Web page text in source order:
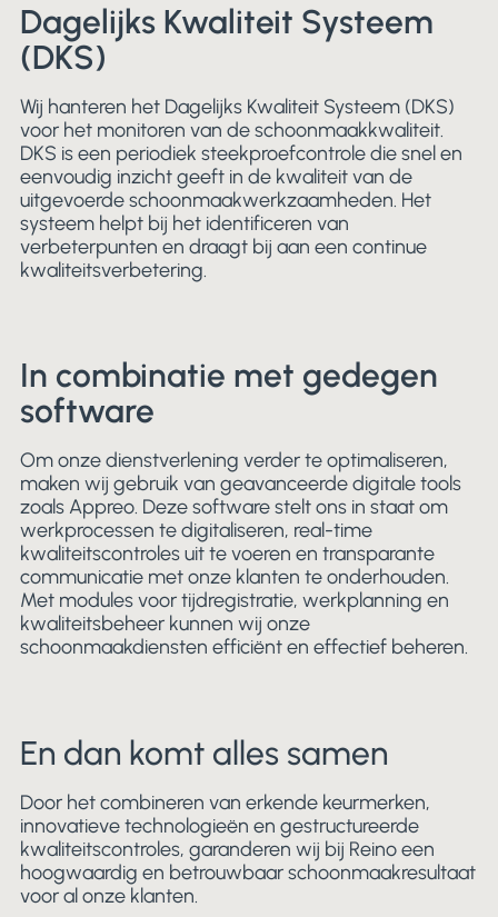
Dagelijks Kwaliteit Systeem
(DKS)
Wij hanteren het Dagelijks Kwaliteit Systeem (DKS)
voor het monitoren van de schoonmaakkwaliteit.
DKS is een periodiek steekproefcontrole die snel en
eenvoudig inzicht geeft in de kwaliteit van de
uitgevoerde schoonmaakwerkzaamheden. Het
systeem helpt bij het identificeren van
verbeterpunten en draagt bij aan een continue
kwaliteitsverbetering.
In combinatie met gedegen
software
Om onze dienstverlening verder te optimaliseren,
maken wij gebruik van geavanceerde digitale tools
zoals Appreo. Deze software stelt ons in staat om
werkprocessen te digitaliseren, real-time
kwaliteitscontroles uit te voeren en transparante
communicatie met onze klanten te onderhouden.
Met modules voor tijdregistratie, werkplanning en
kwaliteitsbeheer kunnen wij onze
schoonmaakdiensten efficiënt en effectief beheren.
En dan komt alles samen
Door het combineren van erkende keurmerken,
innovatieve technologieën en gestructureerde
kwaliteitscontroles, garanderen wij bij Reino een
hoogwaardig en betrouwbaar schoonmaakresultaat
voor al onze klanten.